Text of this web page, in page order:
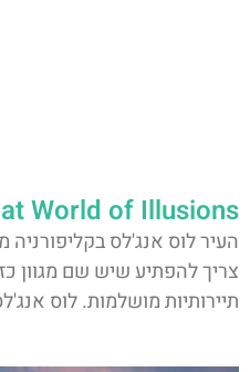
World of Illusions
העיר לוס אנג'לס
צריך להפתיע שיש שם מגוון
תיירותיות מושלמות. לוס